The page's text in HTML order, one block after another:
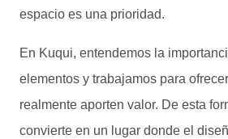
espacio es una prioridad.
En Kuqui, entendemos la
elementos y trabajamos para
realmente aporten valor. De esta
convierte en un lugar donde el